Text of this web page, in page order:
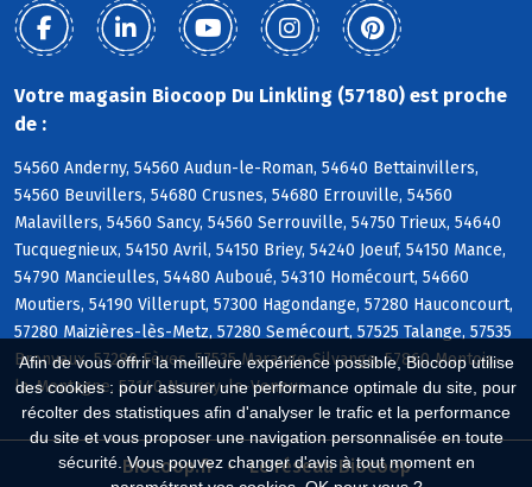
Afin de vous offrir la meilleure expérience possible, Biocoop utilise
des cookies : pour assurer une performance optimale du site, pour
récolter des statistiques afin d'analyser le trafic et la performance
du site et vous proposer une navigation personnalisée en toute
sécurité. Vous pouvez changer d'avis à tout moment en
Votre magasin Biocoop Du Linkling (57180) est proche
de :
54560 Anderny, 54560 Audun-le-Roman, 54640 Bettainvillers,
54560 Beuvillers, 54680 Crusnes, 54680 Errouville, 54560
Malavillers, 54560 Sancy, 54560 Serrouville, 54750 Trieux, 54640
Tucquegnieux, 54150 Avril, 54150 Briey, 54240 Joeuf, 54150 Mance,
54790 Mancieulles, 54480 Auboué, 54310 Homécourt, 54660
Moutiers, 54190 Villerupt, 57300 Hagondange, 57280 Hauconcourt,
57280 Maizières-lès-Metz, 57280 Semécourt, 57525 Talange, 57535
Bronvaux, 57280 Fèves, 57535 Marange-Silvange, 57860 Montois-
la-Montagne, 57140 Norroy-le-Veneur
Biocoop.fr Le réseau Biocoop